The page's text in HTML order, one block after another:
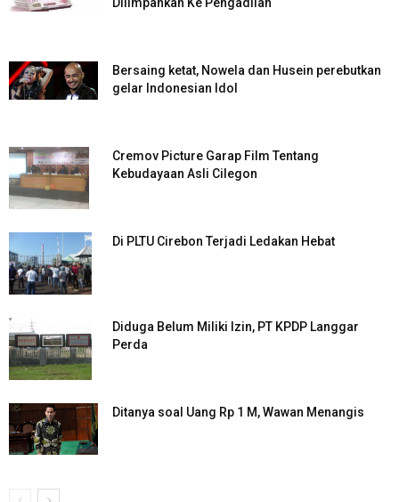
Bersaing ketat, Nowela dan Husein perebutkan
gelar Indonesian Idol
Cremov Picture Garap Film Tentang
Kebudayaan Asli Cilegon
Di PLTU Cirebon Terjadi Ledakan Hebat
Diduga Belum Miliki Izin, PT KPDP Langgar
Perda
Ditanya soal Uang Rp 1 M, Wawan Menangis